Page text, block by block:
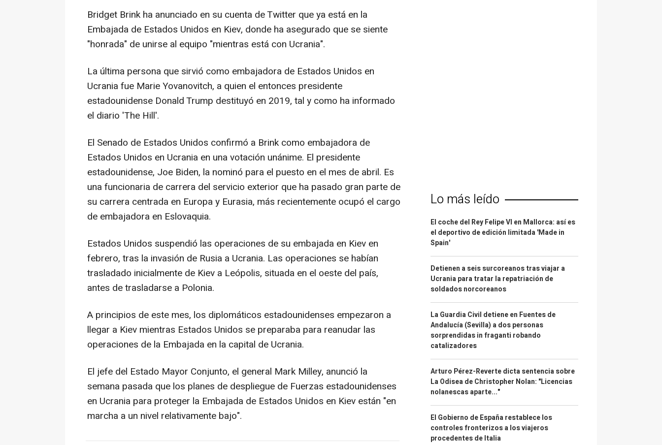
Bridget Brink ha anunciado en su cuenta de Twitter que ya está en la
Embajada de Estados Unidos en Kiev, donde ha asegurado que se siente
"honrada" de unirse al equipo "mientras está con Ucrania".
La última persona que sirvió como embajadora de Estados Unidos en
Ucrania fue Marie Yovanovitch, a quien el entonces presidente
estadounidense Donald Trump destituyó en 2019, tal y como ha informado
el diario 'The Hill'.
El Senado de Estados Unidos confirmó a Brink como embajadora de
Estados Unidos en Ucrania en una votación unánime. El presidente
estadounidense, Joe Biden, la nominó para el puesto en el mes de abril. Es
una funcionaria de carrera del servicio exterior que ha pasado gran parte de
su carrera centrada en Europa y Eurasia, más recientemente ocupó el cargo
de embajadora en Eslovaquia.
Estados Unidos suspendió las operaciones de su embajada en Kiev en
febrero, tras la invasión de Rusia a Ucrania. Las operaciones se habían
trasladado inicialmente de Kiev a Leópolis, situada en el oeste del país,
antes de trasladarse a Polonia.
A principios de este mes, los diplomáticos estadounidenses empezaron a
llegar a Kiev mientras Estados Unidos se preparaba para reanudar las
operaciones de la Embajada en la capital de Ucrania.
El jefe del Estado Mayor Conjunto, el general Mark Milley, anunció la
semana pasada que los planes de despliegue de Fuerzas estadounidenses
en Ucrania para proteger la Embajada de Estados Unidos en Kiev están "en
marcha a un nivel relativamente bajo".
Lo más leído
El coche del Rey Felipe VI en Mallorca: así es
el deportivo de edición limitada 'Made in
Spain'
Detienen a seis surcoreanos tras viajar a
Ucrania para tratar la repatriación de
soldados norcoreanos
La Guardia Civil detiene en Fuentes de
Andalucía (Sevilla) a dos personas
sorprendidas in fraganti robando
catalizadores
Arturo Pérez-Reverte dicta sentencia sobre
La Odisea de Christopher Nolan: "Licencias
nolanescas aparte..."
El Gobierno de España restablece los
controles fronterizos a los viajeros
procedentes de Italia